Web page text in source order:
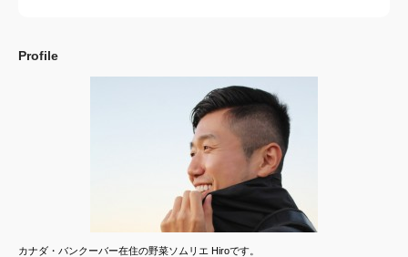
Profile
カナダ・バンクーバー在住の野菜ソムリエ Hiroです。